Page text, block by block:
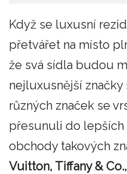
Když se luxusní
přetvářet na místo
že svá sídla budou
nejluxusnější
různých značek se
přesunuli do
obchody takových
Vuitton, Tiffany &